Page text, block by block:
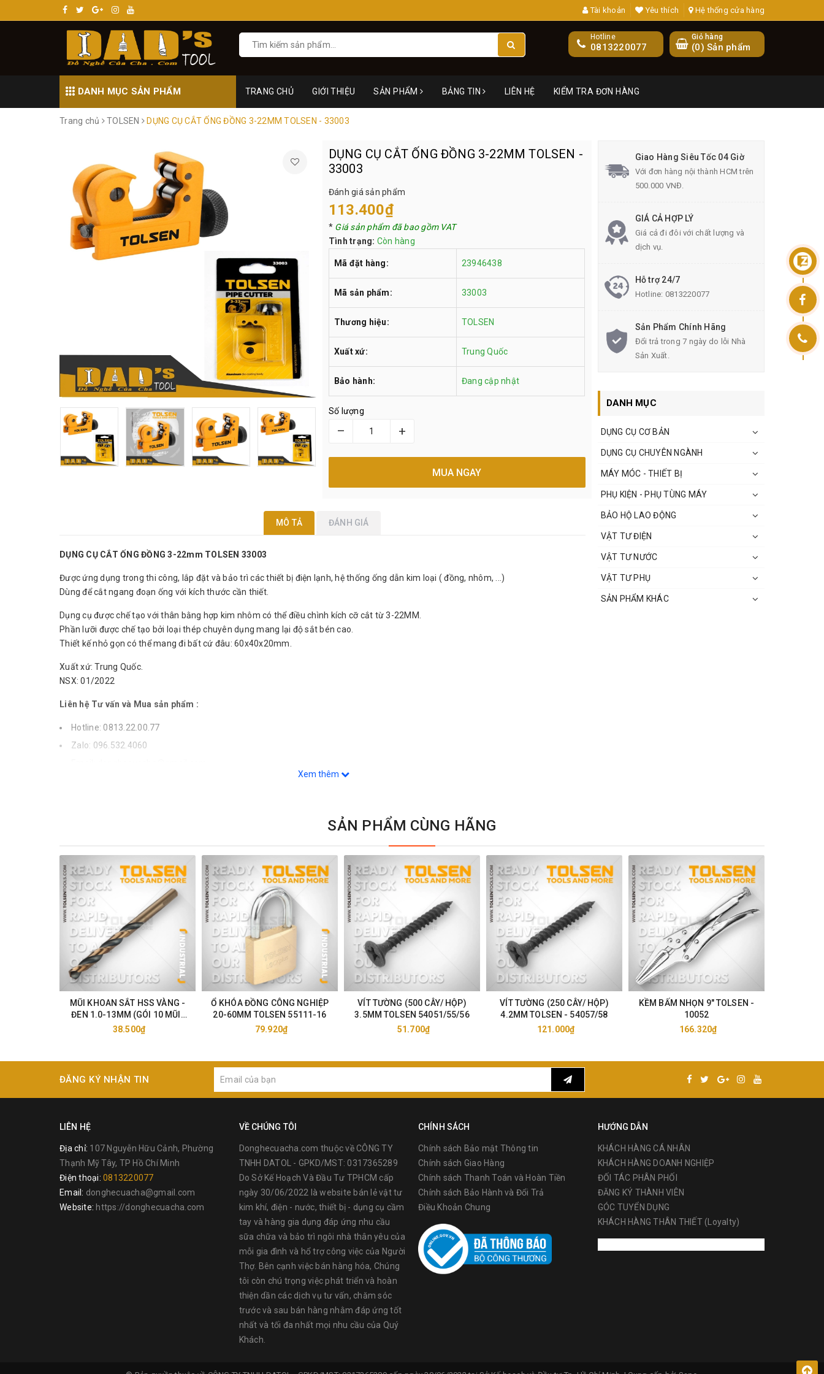
Tài khoản Yêu thích Hệ thống cửa hàng
Giỏ hàng
(0) Sản phẩm
Hotline
0813220077
DANH MỤC SẢN PHẨM TRANG CHỦ GIỚI THIỆU SẢN PHẨM BẢNG TIN LIÊN HỆ KIỂM TRA ĐƠN HÀNG
Trang chủ TOLSEN DỤNG CỤ CẮT ỐNG ĐỒNG 3-22MM TOLSEN - 33003
DỤNG CỤ CẮT ỐNG ĐỒNG 3-22MM TOLSEN -
33003
Đánh giá sản phẩm
113.400₫
* Giá sản phẩm đã bao gồm VAT
Tình trạng: Còn hàng
Mã đặt hàng: 23946438
Mã sản phẩm: 33003
Thương hiệu: TOLSEN
Xuất xứ: Trung Quốc
Bảo hành: Đang cập nhật
Số lượng
– +
MUA NGAY
MÔ TẢ ĐÁNH GIÁ
DỤNG CỤ CẮT ỐNG ĐỒNG 3-22mm TOLSEN 33003
Được ứng dụng trong thi công, lắp đặt và bảo trì các thiết bị điện lạnh, hệ thống ống dẫn kim loại ( đồng, nhôm, ...)
Dùng để cắt ngang đoạn ống với kích thước cần thiết.
Dụng cụ được chế tạo với thân bằng hợp kim nhôm có thể điều chình kích cỡ cắt từ 3-22MM.
Phần lưỡi được chế tạo bởi loại thép chuyên dụng mang lại độ sắt bén cao.
Thiết kế nhỏ gọn có thể mang đi bất cứ đâu: 60x40x20mm.
Xuất xứ: Trung Quốc.
NSX: 01/2022
Liên hệ Tư vấn và Mua sản phẩm :
Hotline: 0813.22.00.77
Zalo: 096.532.4060
TOLSEN là một thương hiệu nổi tiếng ở Châu Âu, các sảnphẩm của TOLSEN được sử dụng rộng rãi tại các nước trên thế giới bao gồm
cả BắcMỹ, Châu Mỹ La Tinh, Trung Đông …, với nhà máy sản xuất tại China, nên giáthành sản phẩm có ưu thế dễ chấp nhận hơn các
sản phẩm tương tự nhưng sản xuấttại các quốc gia khác, bảm bảo tuyệt đối, đạt đầy đủ tiêu chuẩn và chất lượngcho thị trường Châu
Dụng cụ TOLSEN chuyên cung cấp các mặt hàng như: dụngcụ cơ khí, vật dụng PPE, dụng cụ chuyên dụng cho ngành điện, vật dụng
đo lường,túi đựng chuyên dụng... Các sản phẩm của Tolsen đều trải qua quá trình nghiên cứukỹ lưỡng trước khi đưa vào sản xuất,
đáp ứng đầy đủ các tiêu chuẩn về mặt vật liệu, thiết kế, tính ứng dụng, giá cả. Tiếp đó, đội ngũ chuyên viên sẽ tiếnhành kiểm tra
Xem thêm
Giao Hàng Siêu Tốc 04 Giờ
Với đơn hàng nội thành HCM trên
500.000 VNĐ.
GIÁ CẢ HỢP LÝ
Giá cả đi đôi với chất lượng và
dịch vụ.
Hỗ trợ 24/7
Hotline: 0813220077
Sản Phẩm Chính Hãng
Đổi trả trong 7 ngày do lỗi Nhà
Sản Xuất.
DANH MỤC
DỤNG CỤ CƠ BẢN
DỤNG CỤ CHUYÊN NGÀNH
MÁY MÓC - THIẾT BỊ
PHỤ KIỆN - PHỤ TÙNG MÁY
BẢO HỘ LAO ĐỘNG
VẬT TƯ ĐIỆN
VẬT TƯ NƯỚC
VẬT TƯ PHỤ
SẢN PHẨM KHÁC
SẢN PHẨM CÙNG HÃNG
MŨI KHOAN SẮT HSS VÀNG -
ĐEN 1.0-13MM (GÓI 10 MŨI)
TOLSEN 75105-33
38.500₫
Ổ KHÓA ĐỒNG CÔNG NGHIỆP
20-60MM TOLSEN 55111-16
79.920₫
VÍT TƯỜNG (500 CÂY/ HỘP)
3.5MM TOLSEN 54051/55/56
51.700₫
VÍT TƯỜNG (250 CÂY/ HỘP)
4.2MM TOLSEN - 54057/58
121.000₫
KỀM BẤM NHỌN 9" TOLSEN -
10052
166.320₫
ĐĂNG KÝ NHẬN TIN
LIÊN HỆ
Địa chỉ: 107 Nguyễn Hữu Cảnh, Phường
Thạnh Mỹ Tây, TP Hồ Chí Minh
Điện thoại: 0813220077
Email: donghecuacha@gmail.com
Website: https://donghecuacha.com
VỀ CHÚNG TÔI
Donghecuacha.com thuộc về CÔNG TY
TNHH DATOL - GPKD/MST: 0317365289
Do Sở Kế Hoạch Và Đầu Tư TPHCM cấp
ngày 30/06/2022 là website bán lẻ vật tư
kim khí, điện - nước, thiết bị - dụng cụ cầm
tay và hàng gia dụng đáp ứng nhu cầu
sữa chữa và bảo trì ngôi nhà thân yêu của
mỗi gia đình và hổ trợ công việc của Người
Thợ. Bên cạnh việc bán hàng hóa, Chúng
tôi còn chú trọng việc phát triển và hoàn
thiện dần các dịch vụ tư vấn, chăm sóc
trước và sau bán hàng nhằm đáp ứng tốt
nhất và tối đa nhất mọi nhu cầu của Quý
Khách.
CHÍNH SÁCH
Chính sách Bảo mật Thông tin
Chính sách Giao Hàng
Chính sách Thanh Toán và Hoàn Tiền
Chính sách Bảo Hành và Đổi Trả
Điều Khoản Chung
HƯỚNG DẪN
KHÁCH HÀNG CÁ NHÂN
KHÁCH HÀNG DOANH NGHIỆP
ĐỐI TÁC PHÂN PHỐI
ĐĂNG KÝ THÀNH VIÊN
GÓC TUYỂN DỤNG
KHÁCH HÀNG THÂN THIẾT (Loyalty)